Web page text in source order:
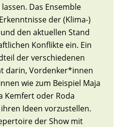
Das Ensemble
der (Klima-)
den aktuellen Stand
Konflikte ein. Ein
der verschiedenen
darin, Vordenker*innen
wie zum Beispiel Maja
Kemfert oder Roda
Ideen vorzustellen.
der Show mit